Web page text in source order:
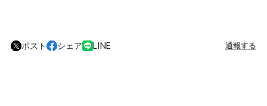
ポスト シェア LINE 通報する